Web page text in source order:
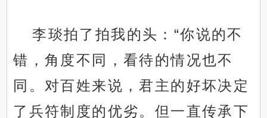
李琰拍了拍我的头：“你说的不
错，角度不同，看待的情况也不
同。对百姓来说，君主的好坏决定
了兵符制度的优劣。但一直传承下